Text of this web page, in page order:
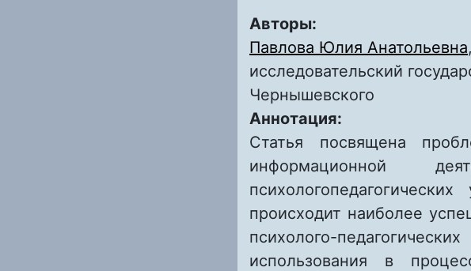
Авторы:
Павлова Юлия Анатольевна
исследовательский
Чернышевского
Аннотация:
Статья посвящена
информационной
происходит наиболее
психолого-
использования в